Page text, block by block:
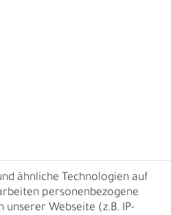
ähnliche Technologien auf
personenbezogene
unserer Webseite (z.B. IP-